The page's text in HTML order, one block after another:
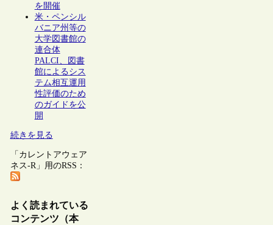
を開催
米・ペンシル
バニア州等の
大学図書館の
連合体
PALCI、図書
館によるシス
テム相互運用
性評価のため
のガイドを公
開
続きを見る
「カレントアウェア
ネス-R」用のRSS：
よく読まれている
コンテンツ（本